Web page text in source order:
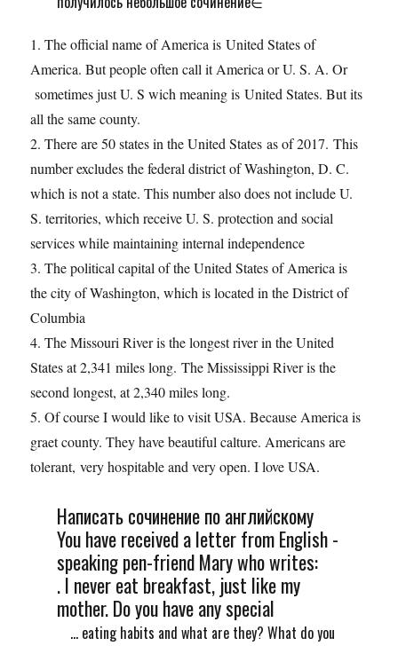
1. The official name of America is United States of
America. But people often call it America or U. S. A. Or
sometimes just U. S wich meaning is United States. But its
all the same county.
2. There are 50 states in the United States as of 2017. This
number excludes the federal district of Washington, D. C.
which is not a state. This number also does not include U.
S. territories, which receive U. S. protection and social
services while maintaining internal independence
3. The political capital of the United States of America is
the city of Washington, which is located in the District of
Columbia
4. The Missouri River is the longest river in the United
States at 2,341 miles long. The Mississippi River is the
second longest, at 2,340 miles long.
5. Of course I would like to visit USA. Because America is
graet county. They have beautiful calture. Americans are
tolerant, very hospitable and very open. I love USA.
Написать сочинение по английскому
You have received a letter from English -
speaking pen-friend Mary who writes:
. I never eat breakfast, just like my
mother. Do you have any special
... eating habits and what are they? What do you